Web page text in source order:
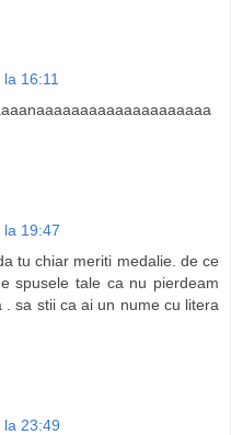
16:11
la 19:47
tu chiar meriti medalie. de ce
spusele tale ca nu pierdeam
sa stii ca ai un nume cu litera
la 23:49